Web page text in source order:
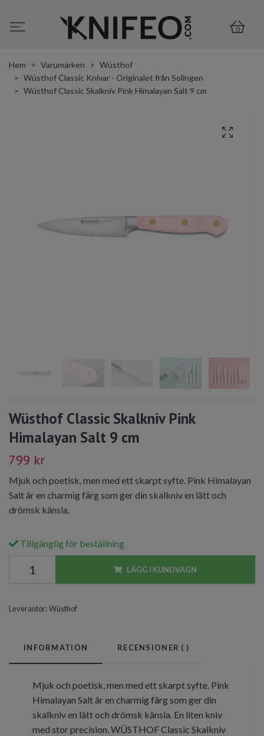
0
Hem Varumärken
Wüsthof
Wüsthof Classic Knivar - Originalet från Solingen
Wüsthof Classic Skalkniv Pink Himalayan Salt 9 cm
Wüsthof Classic Skalkniv Pink
Himalayan Salt 9 cm
799 kr
Mjuk och poetisk, men med ett skarpt syfte. Pink Himalayan
Salt är en charmig färg som ger din skalkniv en lätt och
drömsk känsla.
Tillgänglig för beställning
LÄGG I KUNDVAGN
Leverantör:Wüsthof
INFORMATION RECENSIONER ( )
Mjuk och poetisk, men med ett skarpt syfte. Pink
Himalayan Salt är en charmig färg som ger din
skalkniv en lätt och drömsk känsla. En liten kniv
med stor precision. WÜSTHOF Classic Skalkniv